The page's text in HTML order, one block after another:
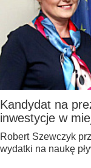
Kandydat na
inwestycje w
Robert Szewczyk
wydatki na naukę